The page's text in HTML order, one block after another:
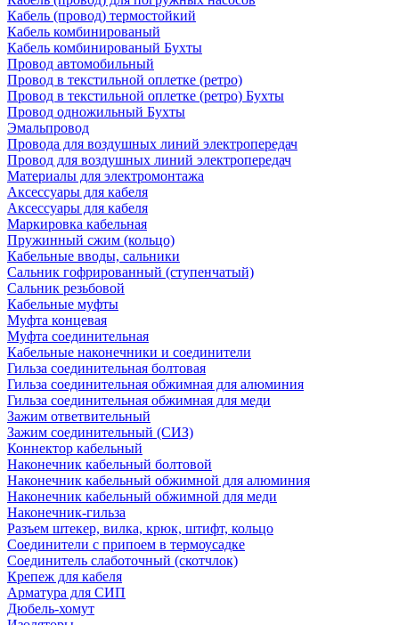
Кабель (провод) термостойкий
Кабель комбинированый
Кабель комбинированый Бухты
Провод автомобильный
Провод в текстильной оплетке (ретро)
Провод в текстильной оплетке (ретро) Бухты
Провод одножильный Бухты
Эмальпровод
Провода для воздушных линий электропередач
Провод для воздушных линий электропередач
Материалы для электромонтажа
Аксессуары для кабеля
Аксессуары для кабеля
Маркировка кабельная
Пружинный сжим (кольцо)
Кабельные вводы, сальники
Сальник гофрированный (ступенчатый)
Сальник резьбовой
Кабельные муфты
Муфта концевая
Муфта соединительная
Кабельные наконечники и соединители
Гильза соединительная болтовая
Гильза соединительная обжимная для алюминия
Гильза соединительная обжимная для меди
Зажим ответвительный
Зажим соединительный (СИЗ)
Коннектор кабельный
Наконечник кабельный болтовой
Наконечник кабельный обжимной для алюминия
Наконечник кабельный обжимной для меди
Наконечник-гильза
Разъем штекер, вилка, крюк, штифт, кольцо
Соединители с припоем в термоусадке
Соединитель слаботочный (скотчлок)
Крепеж для кабеля
Арматура для СИП
Дюбель-хомут